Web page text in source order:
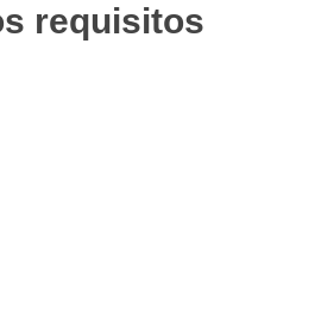
requisitos